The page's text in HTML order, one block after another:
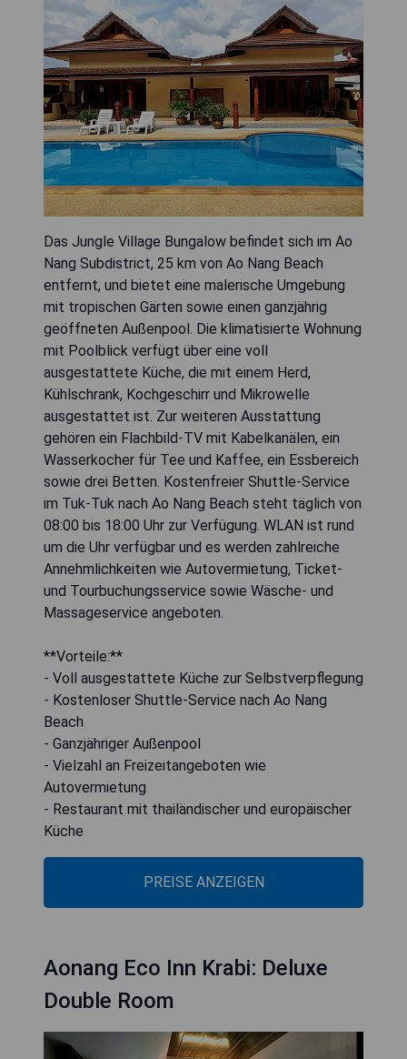
Das Jungle Village Bungalow befindet sich im Ao
Nang Subdistrict, 25 km von Ao Nang Beach
entfernt, und bietet eine malerische Umgebung
mit tropischen Gärten sowie einen ganzjährig
geöffneten Außenpool. Die klimatisierte Wohnung
mit Poolblick verfügt über eine voll
ausgestattete Küche, die mit einem Herd,
Kühlschrank, Kochgeschirr und Mikrowelle
ausgestattet ist. Zur weiteren Ausstattung
gehören ein Flachbild-TV mit Kabelkanälen, ein
Wasserkocher für Tee und Kaffee, ein Essbereich
sowie drei Betten. Kostenfreier Shuttle-Service
im Tuk-Tuk nach Ao Nang Beach steht täglich von
08:00 bis 18:00 Uhr zur Verfügung. WLAN ist rund
um die Uhr verfügbar und es werden zahlreiche
Annehmlichkeiten wie Autovermietung, Ticket-
und Tourbuchungsservice sowie Wäsche- und
Massageservice angeboten.
**Vorteile:**
- Voll ausgestattete Küche zur Selbstverpflegung
- Kostenloser Shuttle-Service nach Ao Nang
Beach
- Ganzjähriger Außenpool
- Vielzahl an Freizeitangeboten wie
Autovermietung
- Restaurant mit thailändischer und europäischer
Küche
PREISE ANZEIGEN
Aonang Eco Inn Krabi: Deluxe
Double Room